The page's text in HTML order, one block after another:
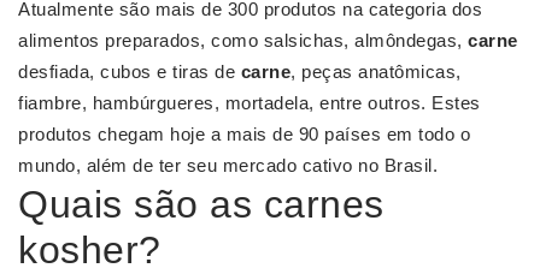
Atualmente são mais de 300 produtos na categoria dos
alimentos preparados, como salsichas, almôndegas, carne
desfiada, cubos e tiras de carne, peças anatômicas,
fiambre, hambúrgueres, mortadela, entre outros. Estes
produtos chegam hoje a mais de 90 países em todo o
mundo, além de ter seu mercado cativo no Brasil.
Quais são as carnes
kosher?